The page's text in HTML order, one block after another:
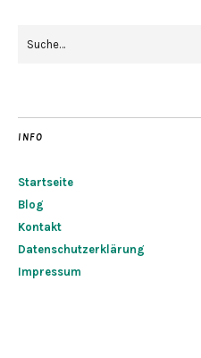
INFO
Startseite
Blog
Kontakt
Datenschutzerklärung
Impressum